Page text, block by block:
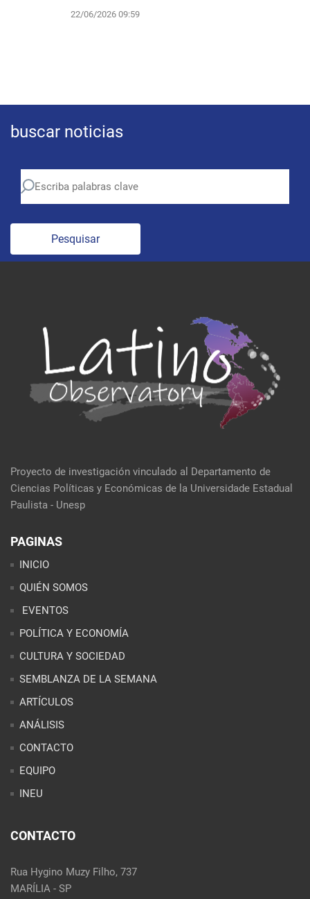
22/06/2026 09:59
buscar noticias
Pesquisar
Proyecto de investigación vinculado al Departamento de
Ciencias Políticas y Económicas de la Universidade Estadual
Paulista - Unesp
PAGINAS
INICIO
QUIÉN SOMOS
EVENTOS
POLÍTICA Y ECONOMÍA
CULTURA Y SOCIEDAD
SEMBLANZA DE LA SEMANA
ARTÍCULOS
ANÁLISIS
CONTACTO
EQUIPO
INEU
CONTACTO
Rua Hygino Muzy Filho, 737
MARÍLIA - SP